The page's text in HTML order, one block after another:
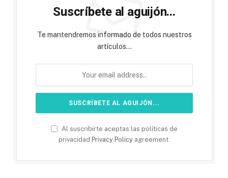
Suscríbete al aguijón...
Te mantendremos informado de todos nuestros
artículos...
Al suscribirte aceptas las políticas de
privacidad Privacy Policy agreement.